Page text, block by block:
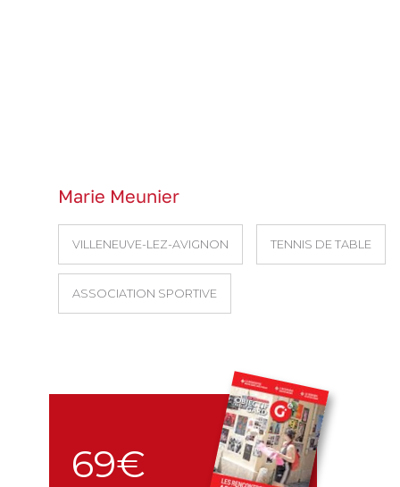
Marie Meunier
VILLENEUVE-LEZ-AVIGNON TENNIS DE TABLE
ASSOCIATION SPORTIVE
69€